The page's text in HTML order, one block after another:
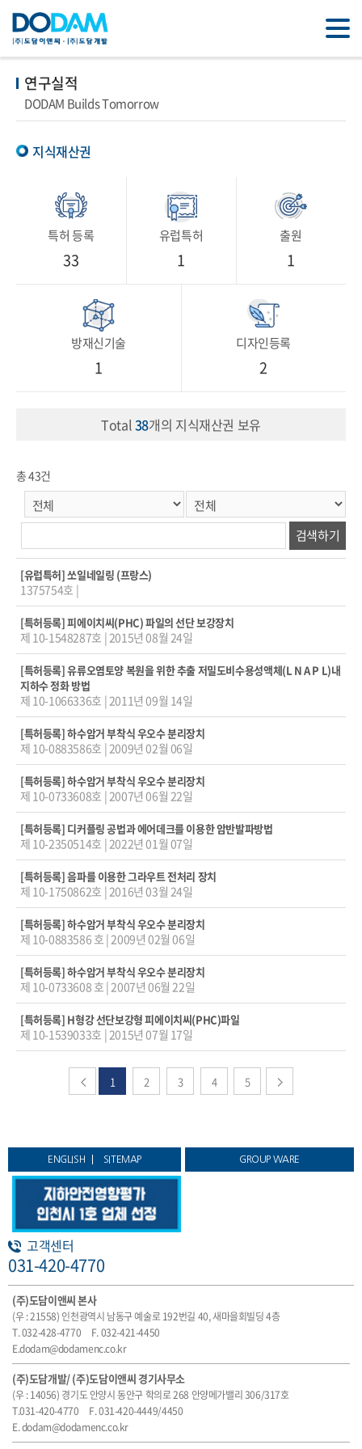
연구실적
DODAM Builds Tomorrow
지식재산권
특허 등록
33
유럽특허
1
출원
1
방재신기술
1
디자인등록
2
Total38개의 지식재산권 보유
총 43건
[유럽특허]쏘일네일링 (프랑스)
1375754호 |
[특허등록]피에이치씨(PHC) 파일의 선단 보강장치
제 10-1548287호 | 2015년 08월 24일
[특허등록]유류오염토양 복원을 위한 추출 저밀도비수용성액체(L N A P L)내
지하수 정화 방법
제 10-1066336호 | 2011년 09월 14일
[특허등록]하수암거 부착식 우오수 분리장치
제 10-0883586호 | 2009년 02월 06일
[특허등록]하수암거 부착식 우오수 분리장치
제 10-0733608호 | 2007년 06월 22일
[특허등록] 디커플링 공법과 에어데크를 이용한 암반발파방법
제 10-2350514호 | 2022년 01월 07일
[특허등록]음파를 이용한 그라우트 전처리 장치
제 10-1750862호 | 2016년 03월 24일
[특허등록]하수암거 부착식 우오수 분리장치
제 10-0883586 호 | 2009년 02월 06일
[특허등록]하수암거 부착식 우오수 분리장치
제 10-0733608 호 | 2007년 06월 22일
[특허등록] H형강 선단보강형 피에이치씨(PHC)파일
제 10-1539033호 | 2015년 07월 17일
1 2 3 4 5
ENGLISH SITEMAP GROUP WARE
고객센터
031-420-4770
(주)도담이앤씨 본사
(우 : 21558) 인천광역시 남동구 예술로 192번길 40, 새마을회빌딩 4층
T. 032-428-4770
F. 032-421-4450
E.dodam@dodamenc.co.kr
(주)도담개발/ (주)도담이앤씨 경기사무소
(우 : 14056) 경기도 안양시 동안구 학의로 268 안양메가밸리 306/317호
T.031-420-4770
F. 031-420-4449/4450
E. dodam@dodamenc.co.kr